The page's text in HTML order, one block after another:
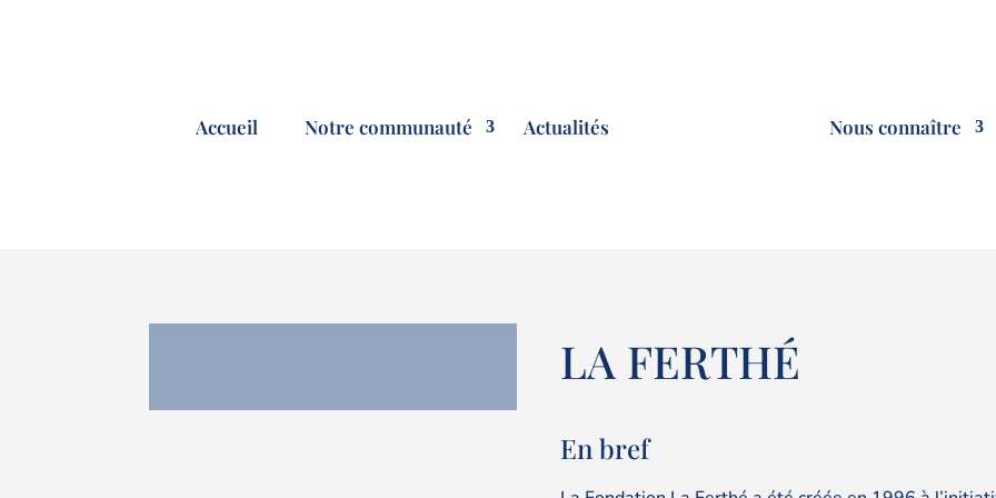
Accueil Notre communauté Actualités Nous connaître
LA FERTHÉ
En bref